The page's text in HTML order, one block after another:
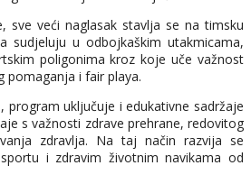
sve veći naglasak stavlja se na timsku
sudjeluju u odbojkaškim utakmicama,
poligonima kroz koje uče važnost
pomaganja i fair playa.
program uključuje i edukativne sadržaje
s važnosti zdrave prehrane, redovitog
zdravlja. Na taj način razvija se
i zdravim životnim navikama od